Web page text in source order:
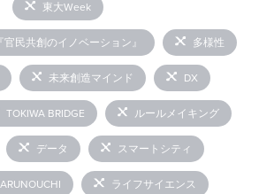
東大Week
民共創のイノベーション』 多様性
未来創造マインド DX
TOKIWA BRIDGE ルールメイキング
データ スマートシティ
ライフサイエンス